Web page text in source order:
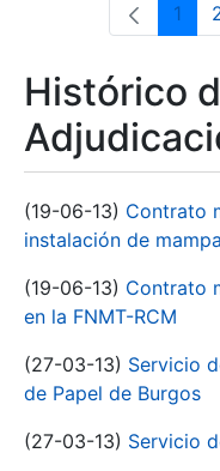
1
Histórico
(19-06-13) Contrato
instalación de
(19-06-13) Contrato
en la FNMT-RCM
(27-03-13) Servicio
de Papel de Burgos
(27-03-13) Servicio